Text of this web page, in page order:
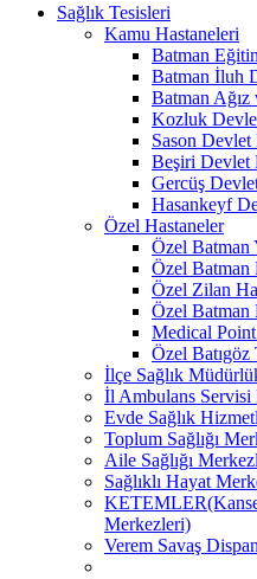
Sağlık Tesisleri
Kamu Hastaneleri
Batman
Batman İluh
Batman Ağız
Kozluk
Sason Devlet
Beşiri Devlet
Gercüş
Hasankeyf
Özel Hastaneler
Özel Batman
Özel Batman
Özel Zilan
Özel Batman
Medical
Özel Batıgöz
İlçe Sağlık
İl Ambulans
Evde Sağlık
Toplum Sağlığı
Aile Sağlığı
Sağlıklı Hayat
Merkezleri)
Verem Savaş